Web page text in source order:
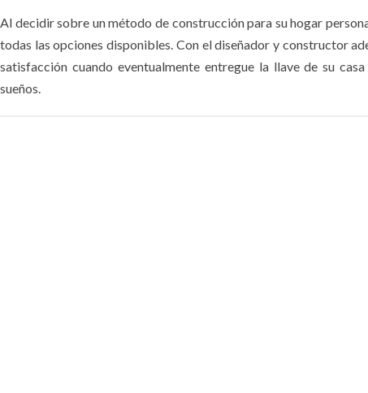
Al decidir sobre un método de construcción para su hogar
todas las opciones disponibles. Con el diseñador y constructor
satisfacción cuando eventualmente entregue la llave de su
sueños.